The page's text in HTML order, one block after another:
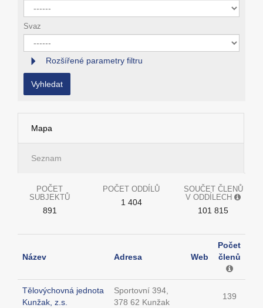
Svaz
Rozšířené parametry filtru
Vyhledat
Mapa
Seznam
POČET
SUBJEKTŮ
891
POČET ODDÍLŮ
1 404
SOUČET ČLENŮ
V ODDÍLECH
101 815
Název Adresa Web
Počet
členů
Tělovýchovná jednota
Kunžak, z.s.
Sportovní 394,
378 62 Kunžak
139